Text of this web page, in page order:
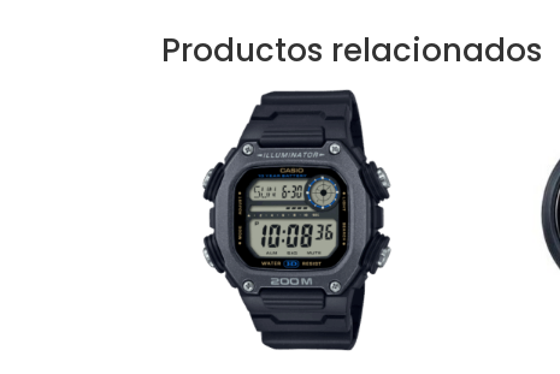
Productos relacionados